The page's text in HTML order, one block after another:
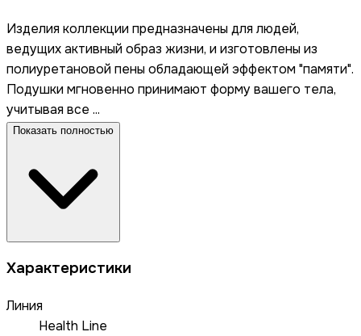
Изделия коллекции предназначены для людей,
ведущих активный образ жизни, и изготовлены из
полиуретановой пены обладающей эффектом "памяти".
Подушки мгновенно принимают форму вашего тела,
учитывая все ...
Показать полностью
Характеристики
Линия
Health Line